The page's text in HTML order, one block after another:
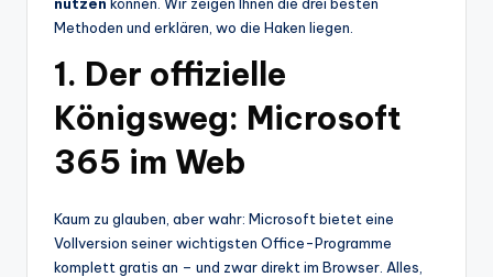
Methoden und erklären, wo die Haken liegen.
1. Der offizielle
Königsweg: Microsoft
365 im Web
Kaum zu glauben, aber wahr: Microsoft bietet eine
Vollversion seiner wichtigsten Office-Programme
komplett gratis an – und zwar direkt im Browser. Alles,